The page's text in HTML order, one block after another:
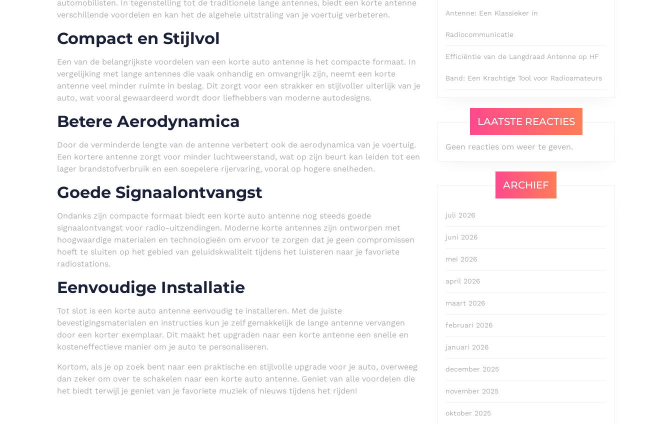
automobilisten. In tegenstelling tot de traditionele lange antennes, biedt een korte antenne
verschillende voordelen en kan het de algehele uitstraling van je voertuig verbeteren.
Compact en Stijlvol
Een van de belangrijkste voordelen van een korte auto antenne is het compacte formaat. In
vergelijking met lange antennes die vaak onhandig en omvangrijk zijn, neemt een korte
antenne veel minder ruimte in beslag. Dit zorgt voor een strakker en stijlvoller uiterlijk van je
auto, wat vooral gewaardeerd wordt door liefhebbers van moderne autodesigns.
Betere Aerodynamica
Door de verminderde lengte van de antenne verbetert ook de aerodynamica van je voertuig.
Een kortere antenne zorgt voor minder luchtweerstand, wat op zijn beurt kan leiden tot een
lager brandstofverbruik en een soepelere rijervaring, vooral op hogere snelheden.
Goede Signaalontvangst
Ondanks zijn compacte formaat biedt een korte auto antenne nog steeds goede
signaalontvangst voor radio-uitzendingen. Moderne korte antennes zijn ontworpen met
hoogwaardige materialen en technologieën om ervoor te zorgen dat je geen compromissen
hoeft te sluiten op het gebied van geluidskwaliteit tijdens het luisteren naar je favoriete
radiostations.
Eenvoudige Installatie
Tot slot is een korte auto antenne eenvoudig te installeren. Met de juiste
bevestigingsmaterialen en instructies kun je zelf gemakkelijk de lange antenne vervangen
door een korter exemplaar. Dit maakt het upgraden naar een korte antenne een snelle en
kosteneffectieve manier om je auto te personaliseren.
Kortom, als je op zoek bent naar een praktische en stijlvolle upgrade voor je auto, overweeg
dan zeker om over te schakelen naar een korte auto antenne. Geniet van alle voordelen die
het biedt terwijl je geniet van je favoriete muziek of nieuws tijdens het rijden!
Antenne: Een Klassieker in
Radiocommunicatie
Efficiëntie van de Langdraad Antenne op HF
Band: Een Krachtige Tool voor Radioamateurs
LAATSTE REACTIES
Geen reacties om weer te geven.
ARCHIEF
juli 2026
juni 2026
mei 2026
april 2026
maart 2026
februari 2026
januari 2026
december 2025
november 2025
oktober 2025